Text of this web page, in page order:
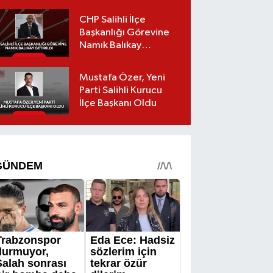
CHP Salihli İlçe
Başkanlığı Görevine
Namık Balıkay
Mustafa Özer, Yeni
Parti Salihli Kurucu
İlçe Başkanı Oldu